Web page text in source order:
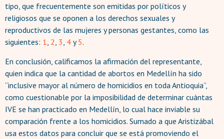
tipo, que frecuentemente son emitidas por políticos y
religiosos que se oponen a los derechos sexuales y
reproductivos de las mujeres y personas gestantes, como las
siguientes: 1, 2, 3, 4 y5.
En conclusión, calificamos la afirmación del representante,
quien indica que la cantidad de abortos en Medellín ha sido
“inclusive mayor al número de homicidios en toda Antioquia”,
como cuestionable por la imposibilidad de determinar cuántas
IVE se han practicado en Medellín, lo cual hace inviable su
comparación frente a los homicidios. Sumado a que Aristizábal
usa estos datos para concluir que se está promoviendo el